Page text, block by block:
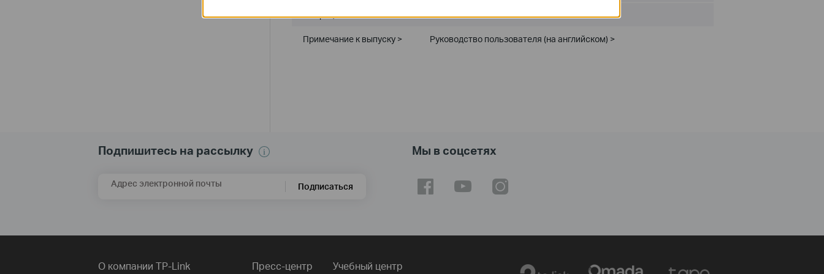
Операционная система : Windows 7/8/10/11/Server
Примечание к выпуску > Руководство пользователя (на английском) >
Подпишитесь на рассылку
Адрес электронной почты Подписаться
Мы в соцсетях
О компании TP-Link Пресс-центр Учебный центр